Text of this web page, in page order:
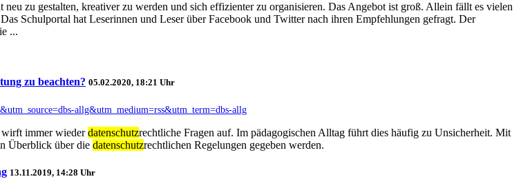
zu gestalten, kreativer zu werden und sich effizienter zu organisieren. Das Angebot ist groß. Allein fällt es vielen
Schulportal hat Leserinnen und Leser über Facebook und Twitter nach ihren Empfehlungen gefragt. Der
...
zu beachten? 05.02.2020, 18:21 Uhr
allg&utm_medium=rss&utm_term=dbs-allg
wirft immer wiederdatenschutzrechtliche Fragen auf. Im pädagogischen Alltag führt dies häufig zu Unsicherheit. Mit
Überblick über die datenschutzrechtlichen Regelungen gegeben werden.
13.11.2019, 14:28 Uhr